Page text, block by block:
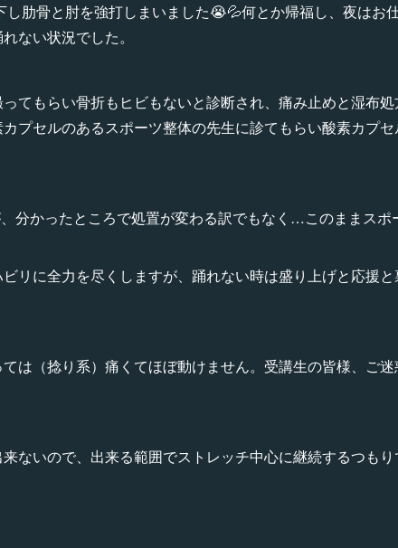
肋骨と肘を強打しまいました😭💦何とか帰福し、夜はお
ない状況でした。
てもらい骨折もヒビもないと診断され、痛み止めと湿布処
プセルのあるスポーツ整体の先生に診てもらい酸素カプ
分かったところで処置が変わる訳でもなく…このままスポ
リに全力を尽くしますが、踊れない時は盛り上げと応援と
は（捻り系）痛くてほぼ動けません。受講生の皆様、ご
ないので、出来る範囲でストレッチ中心に継続するつもり